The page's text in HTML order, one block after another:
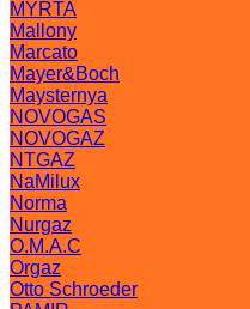
MYRTA
Mallony
Marcato
Mayer&Boch
Maysternya
NOVOGAS
NOVOGAZ
NTGAZ
NaMilux
Norma
Nurgaz
O.M.A.C
Orgaz
Otto Schroeder